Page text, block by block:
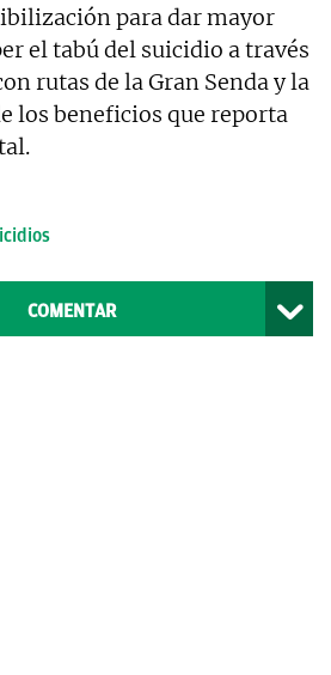
para dar mayor
el tabú del suicidio a través
rutas de la Gran Senda y la
los beneficios que reporta
COMENTAR